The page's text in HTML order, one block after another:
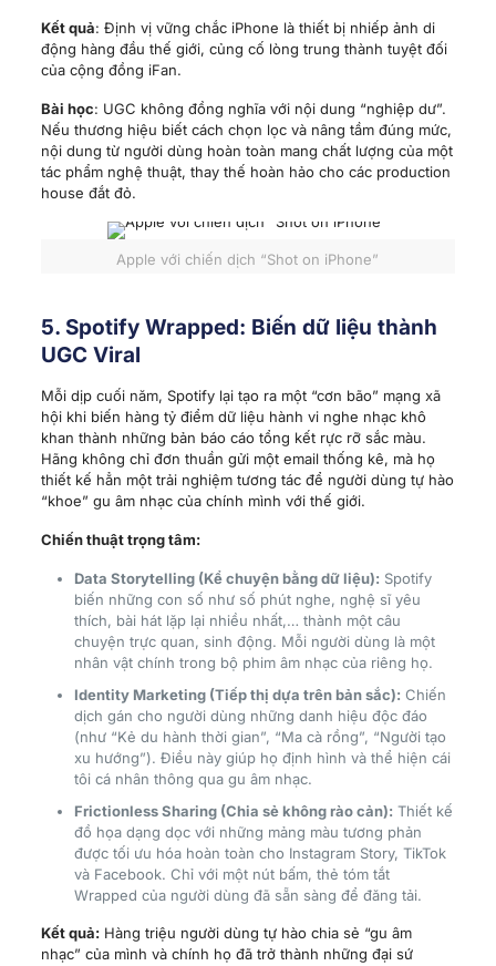
Kết quả: Định vị vững chắc iPhone là thiết bị nhiếp ảnh di
động hàng đầu thế giới, củng cố lòng trung thành tuyệt đối
của cộng đồng iFan.
Bài học: UGC không đồng nghĩa với nội dung “nghiệp dư”.
Nếu thương hiệu biết cách chọn lọc và nâng tầm đúng mức,
nội dung từ người dùng hoàn toàn mang chất lượng của một
tác phẩm nghệ thuật, thay thế hoàn hảo cho các production
house đắt đỏ.
Apple với chiến dịch “Shot on iPhone”
5. Spotify Wrapped: Biến dữ liệu thành
UGC Viral
Mỗi dịp cuối năm, Spotify lại tạo ra một “cơn bão” mạng xã
hội khi biến hàng tỷ điểm dữ liệu hành vi nghe nhạc khô
khan thành những bản báo cáo tổng kết rực rỡ sắc màu.
Hãng không chỉ đơn thuần gửi một email thống kê, mà họ
thiết kế hẳn một trải nghiệm tương tác để người dùng tự hào
“khoe” gu âm nhạc của chính mình với thế giới.
Chiến thuật trọng tâm:
Data Storytelling (Kể chuyện bằng dữ liệu): Spotify
biến những con số như số phút nghe, nghệ sĩ yêu
thích, bài hát lặp lại nhiều nhất,… thành một câu
chuyện trực quan, sinh động. Mỗi người dùng là một
nhân vật chính trong bộ phim âm nhạc của riêng họ.
Identity Marketing (Tiếp thị dựa trên bản sắc): Chiến
dịch gán cho người dùng những danh hiệu độc đáo
(như “Kẻ du hành thời gian”, “Ma cà rồng”, “Người tạo
xu hướng”). Điều này giúp họ định hình và thể hiện cái
tôi cá nhân thông qua gu âm nhạc.
Frictionless Sharing (Chia sẻ không rào cản): Thiết kế
đồ họa dạng dọc với những mảng màu tương phản
được tối ưu hóa hoàn toàn cho Instagram Story, TikTok
và Facebook. Chỉ với một nút bấm, thẻ tóm tắt
Wrapped của người dùng đã sẵn sàng để đăng tải.
Kết quả:Hàng triệu người dùng tự hào chia sẻ “gu âm
nhạc” của mình và chính họ đã trở thành những đại sứ